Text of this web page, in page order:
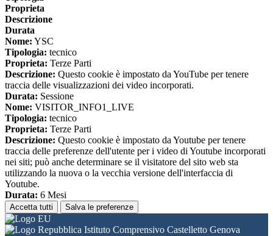
Proprieta
Descrizione
Durata
Nome: YSC
Tipologia: tecnico
Proprieta: Terze Parti
Descrizione: Questo cookie è impostato da YouTube per tenere
traccia delle visualizzazioni dei video incorporati.
Durata: Sessione
Nome: VISITOR_INFO1_LIVE
Tipologia: tecnico
Proprieta: Terze Parti
Descrizione: Questo cookie è impostato da Youtube per tenere
traccia delle preferenze dell'utente per i video di Youtube incorporati
nei siti; può anche determinare se il visitatore del sito web sta
utilizzando la nuova o la vecchia versione dell'interfaccia di
Youtube.
Durata: 6 Mesi
Accetta tutti Salva le preferenze
Istituto Comprensivo Castelletto Genova